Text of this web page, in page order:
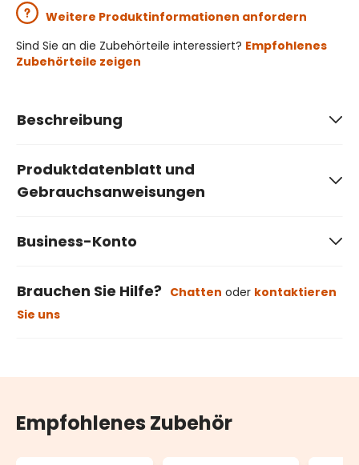
Weitere Produktinformationen anfordern
Sind Sie an die Zubehörteile interessiert? Empfohlenes
Zubehörteile zeigen
Beschreibung
Produktdatenblatt und
Gebrauchsanweisungen
Business-Konto
Brauchen Sie Hilfe? Chatten oder kontaktieren
Sie uns
Empfohlenes Zubehör